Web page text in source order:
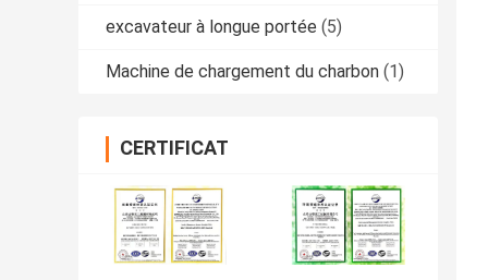
excavateur à longue portée (5)
Machine de chargement du charbon (1)
CERTIFICAT